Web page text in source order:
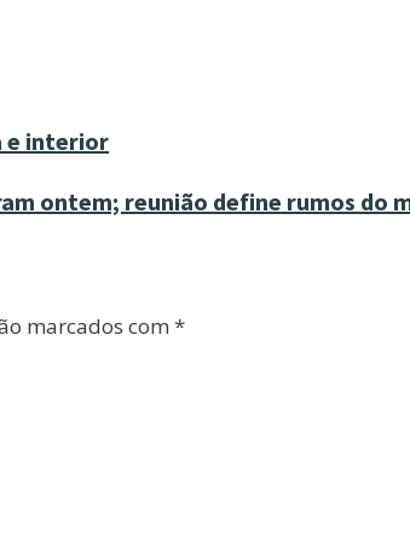
e interior
ontem; reunião define rumos do
marcados com *